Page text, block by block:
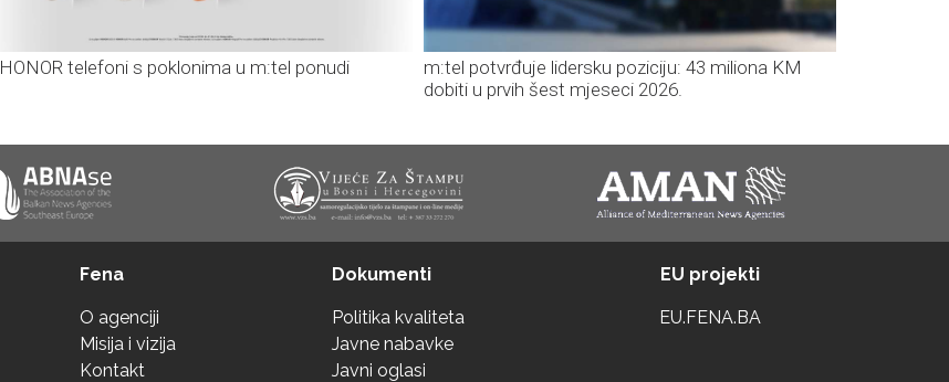
HONOR telefoni s poklonima u m:tel ponudi
m:tel potvrđuje lidersku poziciju: 43 miliona KM
dobiti u prvih šest mjeseci 2026.
Fena
O agenciji
Misija i vizija
Kontakt
Dokumenti
Politika kvaliteta
Javne nabavke
Javni oglasi
EU projekti
EU.FENA.BA